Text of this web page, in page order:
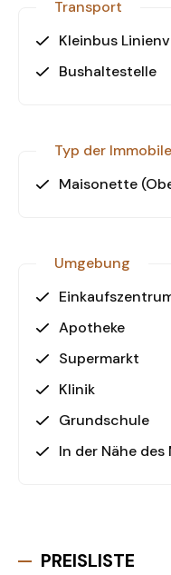
Transport
Kleinbus
Bushaltestelle
Typ der Immobile
Maisonette
Umgebung
Apotheke
Supermarkt
Klinik
Grundschule
In der Nähe des
PREISLISTE